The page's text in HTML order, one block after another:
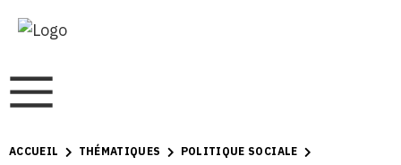
ACCUEIL THÉMATIQUES
POLITIQUE SOCIALE